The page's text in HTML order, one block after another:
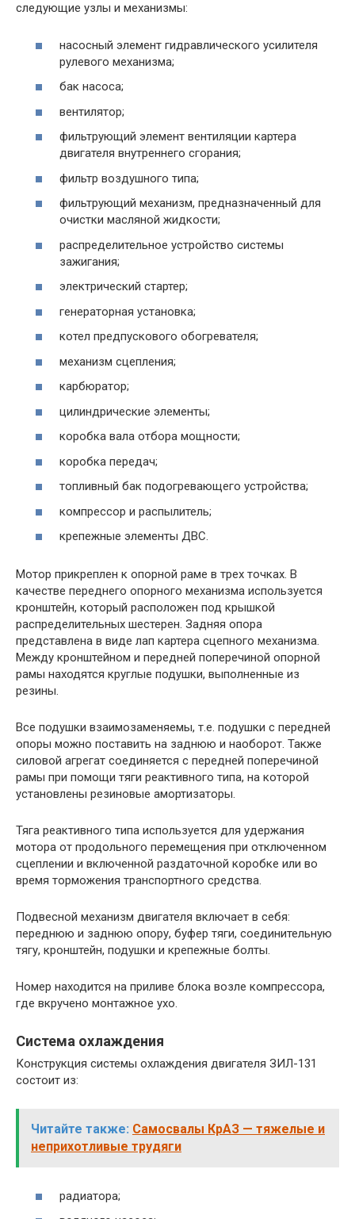
следующие узлы и механизмы:
насосный элемент гидравлического усилителя
рулевого механизма;
бак насоса;
вентилятор;
фильтрующий элемент вентиляции картера
двигателя внутреннего сгорания;
фильтр воздушного типа;
фильтрующий механизм, предназначенный для
очистки масляной жидкости;
распределительное устройство системы
зажигания;
электрический стартер;
генераторная установка;
котел предпускового обогревателя;
механизм сцепления;
карбюратор;
цилиндрические элементы;
коробка вала отбора мощности;
коробка передач;
топливный бак подогревающего устройства;
компрессор и распылитель;
крепежные элементы ДВС.
Мотор прикреплен к опорной раме в трех точках. В
качестве переднего опорного механизма используется
кронштейн, который расположен под крышкой
распределительных шестерен. Задняя опора
представлена в виде лап картера сцепного механизма.
Между кронштейном и передней поперечиной опорной
рамы находятся круглые подушки, выполненные из
резины.
Все подушки взаимозаменяемы, т.е. подушки с передней
опоры можно поставить на заднюю и наоборот. Также
силовой агрегат соединяется с передней поперечиной
рамы при помощи тяги реактивного типа, на которой
установлены резиновые амортизаторы.
Тяга реактивного типа используется для удержания
мотора от продольного перемещения при отключенном
сцеплении и включенной раздаточной коробке или во
время торможения транспортного средства.
Подвесной механизм двигателя включает в себя:
переднюю и заднюю опору, буфер тяги, соединительную
тягу, кронштейн, подушки и крепежные болты.
Номер находится на приливе блока возле компрессора,
где вкручено монтажное ухо.
Система охлаждения
Конструкция системы охлаждения двигателя ЗИЛ-131
состоит из:
Читайте также: Самосвалы КрАЗ — тяжелые и
неприхотливые трудяги
радиатора;